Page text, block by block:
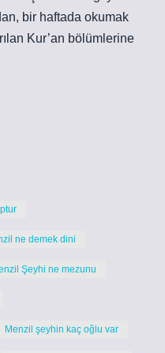
bir haftada okumak
Kur’an bölümlerine
ne demek dini
Şeyhi ne mezunu
Menzil şeyhin kaç oğlu var